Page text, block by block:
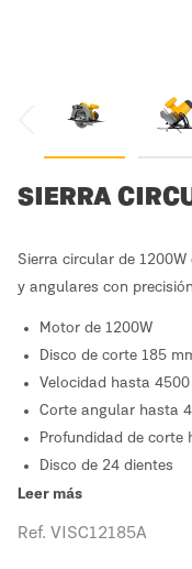
SIERRA
Sierra circular de
y angulares con
Motor de 1200W
Disco de corte 185
Velocidad hasta
Corte angular hasta
Profundidad de corte
Disco de 24 dientes
Empuñadura auxiliar
Leer más
Ref. VISC12185A